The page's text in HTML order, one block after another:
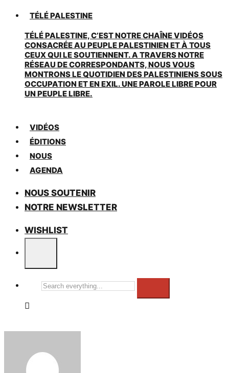
TÉLÉ PALESTINE
TÉLÉ PALESTINE, C’EST NOTRE CHAÎNE VIDÉOS
CONSACRÉE AU PEUPLE PALESTINIEN ET À TOUS
CEUX QUI LE SOUTIENNENT. A TRAVERS NOTRE
RÉSEAU DE CORRESPONDANTS, NOUS VOUS
MONTRONS LE QUOTIDIEN DES PALESTINIENS SOUS
OCCUPATION ET EN EXIL. UNE PAROLE LIBRE POUR
UN PEUPLE LIBRE.
VIDÉOS
ÉDITIONS
NOUS
AGENDA
NOUS SOUTENIR
NOTRE NEWSLETTER
WISHLIST
Search